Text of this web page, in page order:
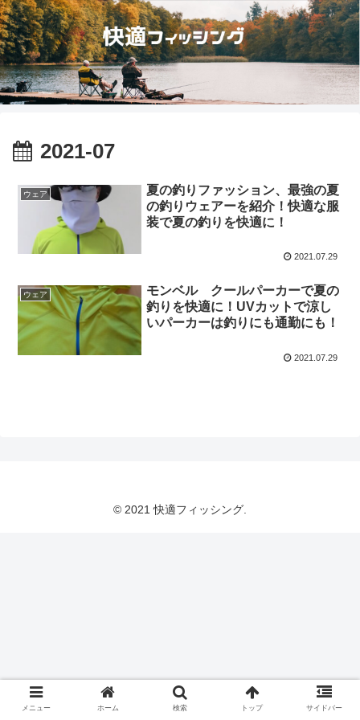
2021-07
ウェア
夏の釣りファッション、最強の夏
の釣りウェアーを紹介！快適な服
装で夏の釣りを快適に！
2021.07.29
ウェア
モンベル クールパーカーで夏の
釣りを快適に！UVカットで涼し
いパーカーは釣りにも通勤にも！
2021.07.29
© 2021 快適フィッシング.
メニュー ホーム 検索 トップ サイドバー